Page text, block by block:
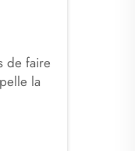
de faire
la